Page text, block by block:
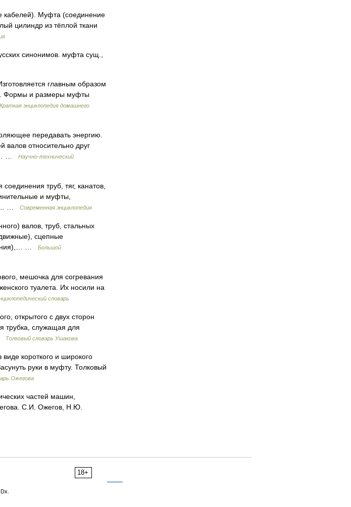
Муфта (соединение
цилиндр из тёплой ткани
синонимов. муфта сущ.,
главным образом
Формы и размеры муфты
Краткая энциклопедия домашнего
передавать энергию.
относительно друг
…
Научно-технический
труб, тяг, канатов,
и муфты,
…
Современная энциклопедия
валов, труб, стальных
сцепные
…
Большой
мешочка для согревания
туалета. Их носили на
словарь
открытого с двух сторон
трубка, служащая для
Толковый словарь Ушакова
короткого и широкого
руки в муфту. Толковый
Ожегова
частей машин,
С.И. Ожегов, Н.Ю.
18+